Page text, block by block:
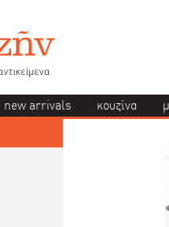
new arrivals κουζίνα